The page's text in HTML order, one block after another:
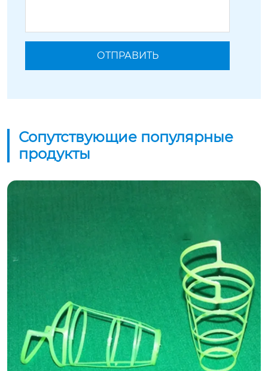
Сопутствующие популярные
продукты